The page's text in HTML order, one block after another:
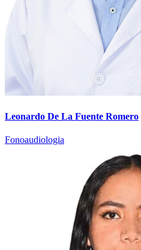
Leonardo De La Fuente Romero
Fonoaudiologia